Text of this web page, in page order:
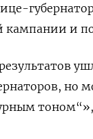
кампании и
но